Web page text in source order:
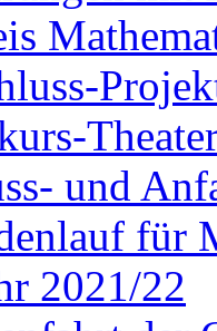
und
für
2021/22